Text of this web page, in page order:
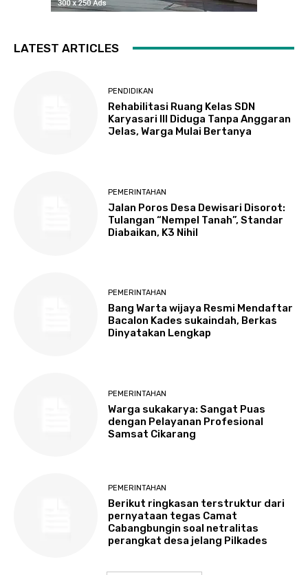
LATEST ARTICLES
PENDIDIKAN
Rehabilitasi Ruang Kelas SDN
Karyasari III Diduga Tanpa Anggaran
Jelas, Warga Mulai Bertanya
PEMERINTAHAN
Jalan Poros Desa Dewisari Disorot:
Tulangan “Nempel Tanah”, Standar
Diabaikan, K3 Nihil
PEMERINTAHAN
Bang Warta wijaya Resmi Mendaftar
Bacalon Kades sukaindah, Berkas
Dinyatakan Lengkap
PEMERINTAHAN
Warga sukakarya: Sangat Puas
dengan Pelayanan Profesional
Samsat Cikarang
PEMERINTAHAN
Berikut ringkasan terstruktur dari
pernyataan tegas Camat
Cabangbungin soal netralitas
perangkat desa jelang Pilkades